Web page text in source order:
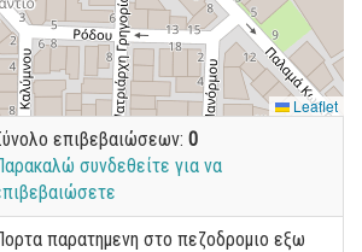
Leaflet
επιβεβαιώσεων: 0
συνδεθείτε για να
παρατημενη στο πεζοδρομιο εξω